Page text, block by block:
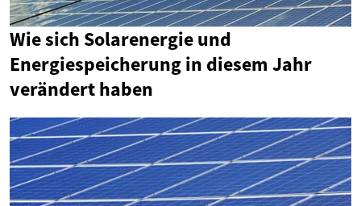
Wie sich Solarenergie und
Energiespeicherung in diesem Jahr
verändert haben